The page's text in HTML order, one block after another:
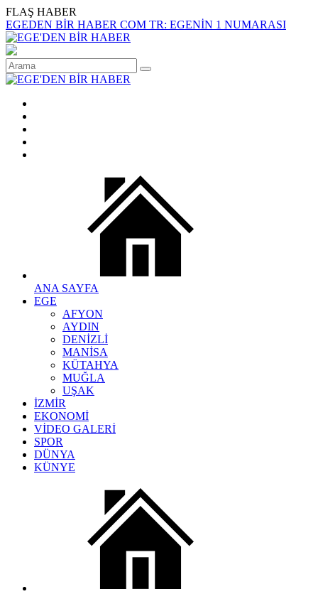
FLAŞ HABER
EGEDEN BİR HABER COM TR: EGENİN 1 NUMARASI
ANA SAYFA
EGE
AFYON
AYDIN
DENİZLİ
MANİSA
KÜTAHYA
MUĞLA
UŞAK
İZMİR
EKONOMİ
VİDEO GALERİ
SPOR
DÜNYA
KÜNYE